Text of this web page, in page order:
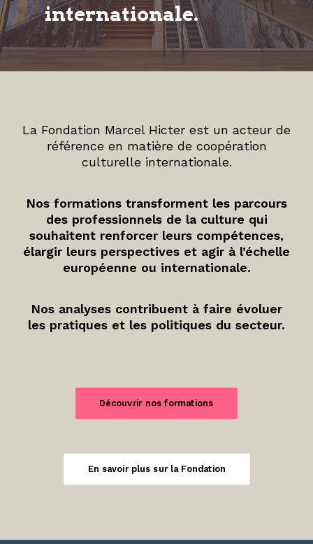
internationale.
La Fondation Marcel Hicter est un acteur de
référence en matière de coopération
culturelle internationale.
Nos formations transforment les parcours
des professionnels de la culture qui
souhaitent renforcer leurs compétences,
élargir leurs perspectives et agir à l’échelle
européenne ou internationale.
Nos analyses contribuent à faire évoluer
les pratiques et les politiques du secteur.
Découvrir nos formations
En savoir plus sur la Fondation